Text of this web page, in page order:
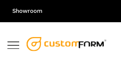
Showroom